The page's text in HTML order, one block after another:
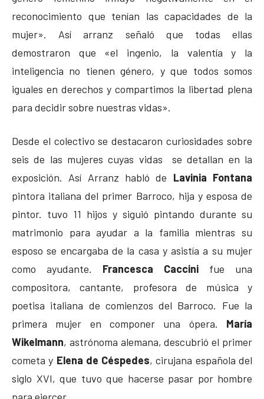
reconocimiento que tenían las capacidades de la
mujer». Así arranz señaló que todas ellas
demostraron que «el ingenio, la valentía y la
inteligencia no tienen género, y que todos somos
iguales en derechos y compartimos la libertad plena
para decidir sobre nuestras vidas».
Desde el colectivo se destacaron curiosidades sobre
seis de las mujeres cuyas vidas se detallan en la
exposición. Así Arranz habló de Lavinia Fontana
pintora italiana del primer Barroco, hija y esposa de
pintor. tuvo 11 hijos y siguió pintando durante su
matrimonio para ayudar a la familia mientras su
esposo se encargaba de la casa y asistía a su mujer
como ayudante. Francesca Caccini fue una
compositora, cantante, profesora de música y
poetisa italiana de comienzos del Barroco. Fue la
primera mujer en componer una ópera. María
Wikelmann, astrónoma alemana, descubrió el primer
cometa y Elena de Céspedes, cirujana española del
siglo XVI, que tuvo que hacerse pasar por hombre